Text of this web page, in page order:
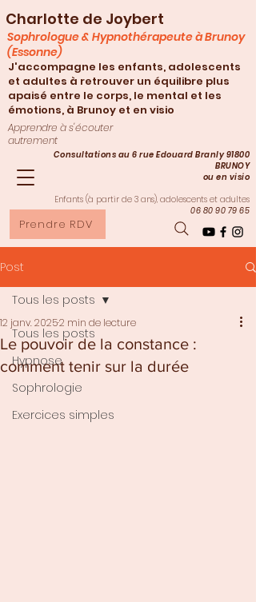
Charlotte de Joybert
Consultations au 6 rue Edouard Branly 91800
BRUNOY
ou en visio
Enfants (à partir de 3 ans), adolescents et adultes
06 80 90 79 65
Apprendre à s'écouter
autrement
Prendre RDV
Sophrologue & Hypnothérapeute à Brunoy
(Essonne)
J'accompagne les enfants, adolescents
et adultes à retrouver un équilibre plus
apaisé entre le corps, le mental et les
émotions, à Brunoy et en visio
Post
Tous les posts
Hypnose
Sophrologie
Exercices simples
Tous les posts
Le pouvoir de la constance :
comment tenir sur la durée
12 janv. 20252 min de lecture